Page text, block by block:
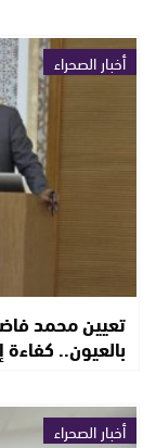
أخبار الصحراء
تعيين محمد
بالعيون.. كفاءة
أخبار الصحراء